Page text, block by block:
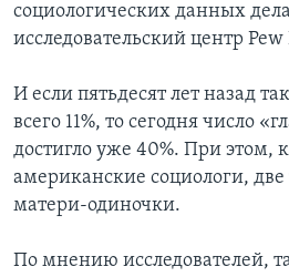
социологических данных
исследовательский центр
И если пятьдесят лет назад
всего 11%, то сегодня число
достигло уже 40%. При этом,
американские социологи, две
матери-одиночки.
По мнению исследователей,